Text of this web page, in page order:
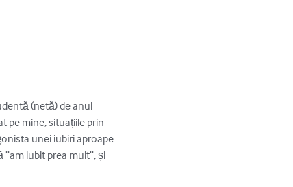
(netă) de anul
pe mine, situațiile prin
unei iubiri aproape
iubit prea mult”, și